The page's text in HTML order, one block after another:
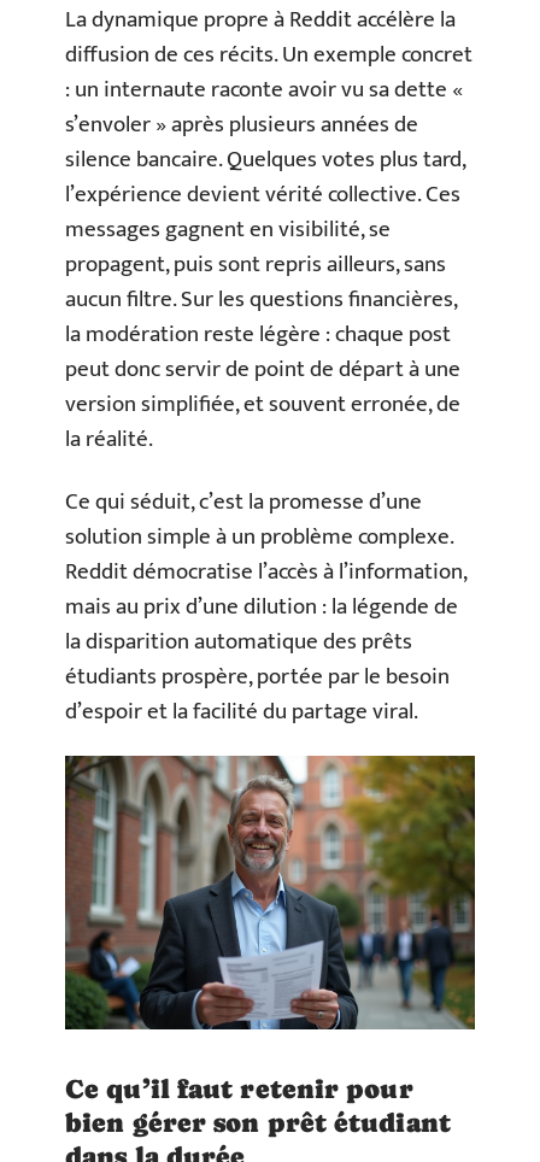
La dynamique propre à Reddit accélère la
diffusion de ces récits. Un exemple concret
: un internaute raconte avoir vu sa dette «
s’envoler » après plusieurs années de
silence bancaire. Quelques votes plus tard,
l’expérience devient vérité collective. Ces
messages gagnent en visibilité, se
propagent, puis sont repris ailleurs, sans
aucun filtre. Sur les questions financières,
la modération reste légère : chaque post
peut donc servir de point de départ à une
version simplifiée, et souvent erronée, de
la réalité.
Ce qui séduit, c’est la promesse d’une
solution simple à un problème complexe.
Reddit démocratise l’accès à l’information,
mais au prix d’une dilution : la légende de
la disparition automatique des prêts
étudiants prospère, portée par le besoin
d’espoir et la facilité du partage viral.
Ce qu’il faut retenir pour
bien gérer son prêt étudiant